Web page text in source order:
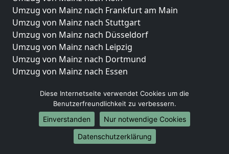
Umzug von Mainz nach Frankfurt am Main
Umzug von Mainz nach Stuttgart
Umzug von Mainz nach Düsseldorf
Umzug von Mainz nach Leipzig
Umzug von Mainz nach Dortmund
Umzug von Mainz nach Essen
Umzug von Mainz nach Dresden
Umzug von Mainz nach Hannover
Umzug von Mainz nach Nürnberg
Umzug von Mainz nach Duisburg
Umzug von Mainz nach Bochum
Diese Internetseite verwendet Cookies um die
Benutzerfreundlichkeit zu verbessern.
Einverstanden
Nur notwendige Cookies
Datenschutzerklärung